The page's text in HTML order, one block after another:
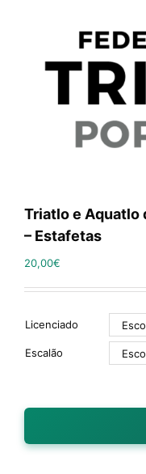
Triatlo e Aquatlo
– Estafetas
20,00€
Licenciado
Escalão